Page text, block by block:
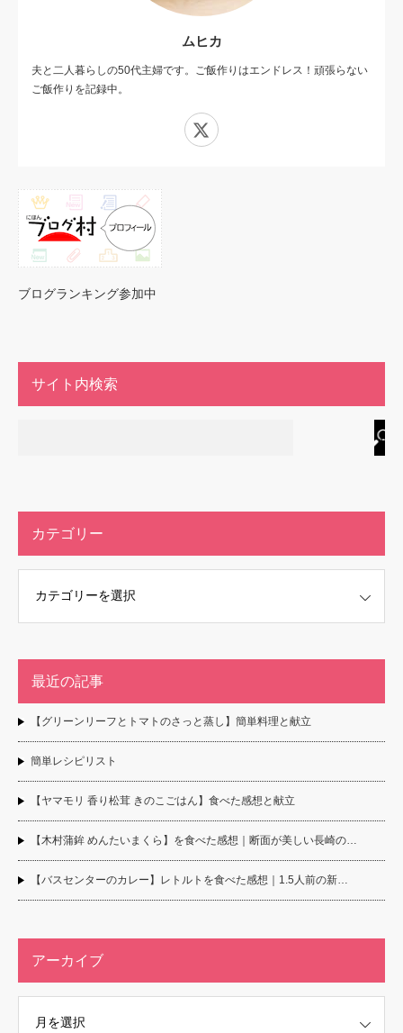
ムヒカ
夫と二人暮らしの50代主婦です。ご飯作りはエンドレス！頑張らない
ご飯作りを記録中。
ブログランキング参加中
サイト内検索
カテゴリー
最近の記事
【グリーンリーフとトマトのさっと蒸し】簡単料理と献立
簡単レシピリスト
【ヤマモリ 香り松茸 きのこごはん】食べた感想と献立
【木村蒲鉾 めんたいまくら】を食べた感想｜断面が美しい長崎の…
【バスセンターのカレー】レトルトを食べた感想｜1.5人前の新…
アーカイブ